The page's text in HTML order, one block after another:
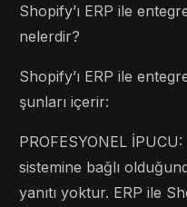
Shopify’ı ERP ile
nelerdir?
Shopify’ı ERP ile
şunları içerir:
PROFESYONEL İPUCU:
sistemine bağlı
yanıtı yoktur. ERP ile